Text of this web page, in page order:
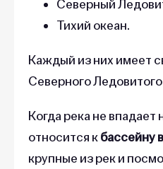
Северный
Тихий океан.
Каждый из них имеет
Северного Ледовитого
Когда река не впадает
относится кбассейну
крупные из рек и